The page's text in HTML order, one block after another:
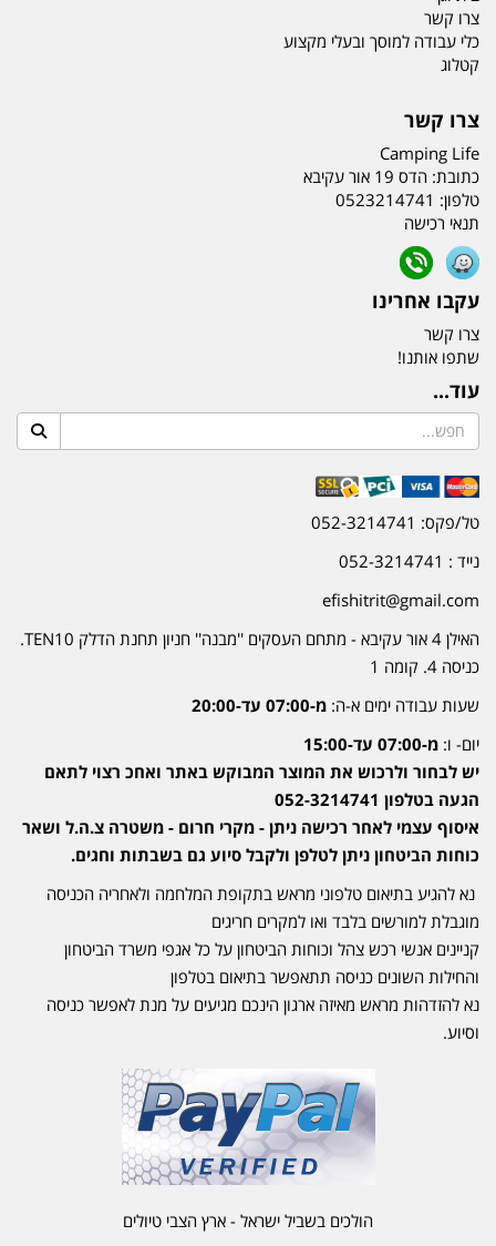
צרו קשר
כלי עבודה למוסך ובעלי מקצוע
קטלוג
צרו קשר
Camping Life
כתובת: הדס 19 אור עקיבא
טלפון: 0523214741
תנאי רכישה
עקבו אחרינו
צרו קשר
שתפו אותנו!
עוד...
טל/פקס: 052-3214741
נייד : 052-3214741
efishitrit@gmail.com
האילן 4 אור עקיבא - מתחם העסקים ''מבנה'' חניון תחנת הדלק TEN10.
כניסה 4. קומה 1
שעות עבודה ימים א-ה: מ-07:00 עד-20:00
יום- ו: מ-07:00 עד-15:00
יש לבחור ולרכוש את המוצר המבוקש באתר ואחכ רצוי לתאם
הגעה בטלפון 052-3214741
איסוף עצמי לאחר רכישה ניתן - מקרי חרום - משטרה צ.ה.ל ושאר
כוחות הביטחון ניתן לטלפן ולקבל סיוע גם בשבתות וחגים.
נא להגיע בתיאום טלפוני מראש בתקופת המלחמה ולאחריה הכניסה
מוגבלת למורשים בלבד ואו למקרים חריגים
קניינים אנשי רכש צהל וכוחות הביטחון על כל אגפי משרד הביטחון
והחילות השונים כניסה תתאפשר בתיאום בטלפון
נא להזדהות מראש מאיזה ארגון הינכם מגיעים על מנת לאפשר כניסה
וסיוע.
הולכים בשביל ישראל - ארץ הצבי טיולים